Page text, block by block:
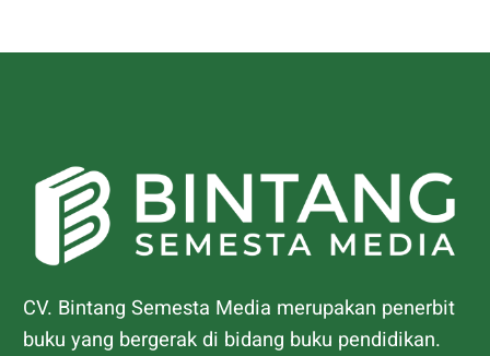
CV. Bintang Semesta Media merupakan penerbit
buku yang bergerak di bidang buku pendidikan.